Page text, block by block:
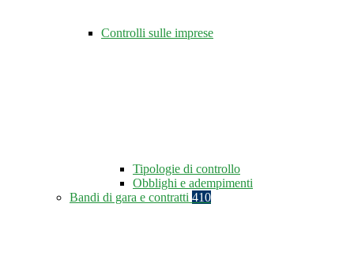
Controlli sulle imprese
Tipologie di controllo
Obblighi e adempimenti
Bandi di gara e contratti 410